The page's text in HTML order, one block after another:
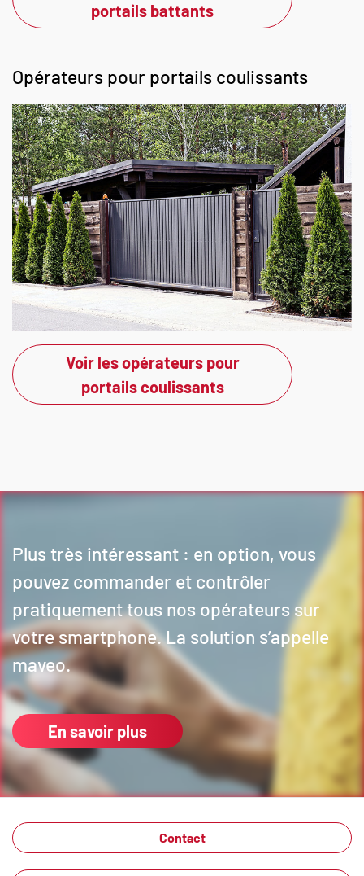
portails battants
Opérateurs pour portails coulissants
Voir les opérateurs pour
portails coulissants
Plus très intéressant : en option, vous
pouvez commander et contrôler
pratiquement tous nos opérateurs sur
votre smartphone. La solution s’appelle
maveo.
En savoir plus
Contact